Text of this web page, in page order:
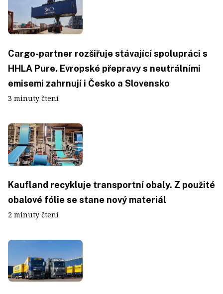
Cargo-partner rozšiřuje stávající spolupráci s
HHLA Pure. Evropské přepravy s neutrálními
emisemi zahrnují i Česko a Slovensko
3 minuty čtení
Kaufland recykluje transportní obaly. Z použité
obalové fólie se stane nový materiál
2 minuty čtení